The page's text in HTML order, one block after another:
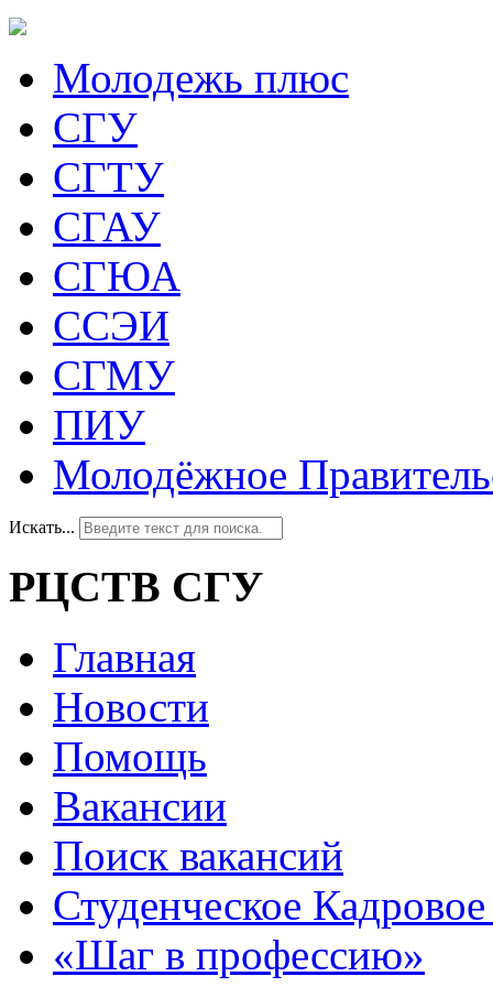
Молодежь плюс
СГУ
СГТУ
СГАУ
СГЮА
ССЭИ
СГМУ
ПИУ
Молодёжное
Искать...
РЦСТВ СГУ
Главная
Новости
Помощь
Вакансии
Поиск вакансий
Студенческое Кадровое
«Шаг в профессию»